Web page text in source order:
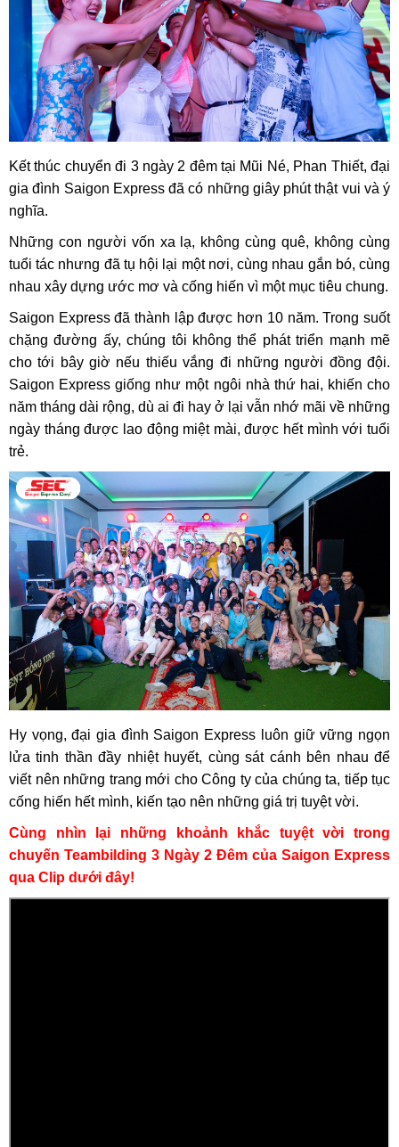
Kết thúc chuyển đi 3 ngày 2 đêm tại Mũi Né, Phan Thiết, đại
gia đình Saigon Express đã có những giây phút thật vui và ý
nghĩa.
Những con người vốn xa lạ, không cùng quê, không cùng
tuổi tác nhưng đã tụ hội lại một nơi, cùng nhau gắn bó, cùng
nhau xây dựng ước mơ và cống hiến vì một mục tiêu chung.
Saigon Express đã thành lập được hơn 10 năm. Trong suốt
chặng đường ấy, chúng tôi không thể phát triển mạnh mẽ
cho tới bây giờ nếu thiếu vắng đi những người đồng đội.
Saigon Express giống như một ngôi nhà thứ hai, khiến cho
năm tháng dài rộng, dù ai đi hay ở lại vẫn nhớ mãi về những
ngày tháng được lao động miệt mài, được hết mình với tuổi
trẻ.
Hy vọng, đại gia đình Saigon Express luôn giữ vững ngọn
lửa tinh thần đầy nhiệt huyết, cùng sát cánh bên nhau để
viết nên những trang mới cho Công ty của chúng ta, tiếp tục
cống hiến hết mình, kiến tạo nên những giá trị tuyệt vời.
Cùng nhìn lại những khoảnh khắc tuyệt vời trong
chuyến Teambilding 3 Ngày 2 Đêm của Saigon Express
qua Clip dưới đây!